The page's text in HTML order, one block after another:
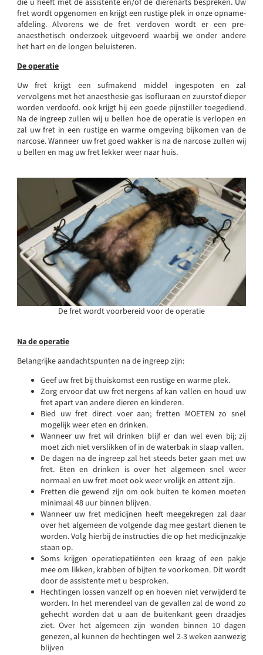
fret wordt opgenomen en krijgt een rustige plek in onze opname-
afdeling. Alvorens we de fret verdoven wordt er een pre-
anaesthetisch onderzoek uitgevoerd waarbij we onder andere
het hart en de longen beluisteren.
De operatie
Uw fret krijgt een sufmakend middel ingespoten en zal
vervolgens met het anaesthesie-gas isofluraan en zuurstof dieper
worden verdoofd. ook krijgt hij een goede pijnstiller toegediend.
Na de ingreep zullen wij u bellen hoe de operatie is verlopen en
zal uw fret in een rustige en warme omgeving bijkomen van de
narcose. Wanneer uw fret goed wakker is na de narcose zullen wij
u bellen en mag uw fret lekker weer naar huis.
De fret wordt voorbereid voor de operatie
Na de operatie
Belangrijke aandachtspunten na de ingreep zijn:
Geef uw fret bij thuiskomst een rustige en warme plek.
Zorg ervoor dat uw fret nergens af kan vallen en houd uw
fret apart van andere dieren en kinderen.
Bied uw fret direct voer aan; fretten MOETEN zo snel
mogelijk weer eten en drinken.
Wanneer uw fret wil drinken blijf er dan wel even bij; zij
moet zich niet verslikken of in de waterbak in slaap vallen.
De dagen na de ingreep zal het steeds beter gaan met uw
fret. Eten en drinken is over het algemeen snel weer
normaal en uw fret moet ook weer vrolijk en attent zijn.
Fretten die gewend zijn om ook buiten te komen moeten
minimaal 48 uur binnen blijven.
Wanneer uw fret medicijnen heeft meegekregen zal daar
over het algemeen de volgende dag mee gestart dienen te
worden. Volg hierbij de instructies die op het medicijnzakje
staan op.
Soms krijgen operatiepatiënten een kraag of een pakje
mee om likken, krabben of bijten te voorkomen. Dit wordt
door de assistente met u besproken.
Hechtingen lossen vanzelf op en hoeven niet verwijderd te
worden. In het merendeel van de gevallen zal de wond zo
gehecht worden dat u aan de buitenkant geen draadjes
ziet. Over het algemeen zijn wonden binnen 10 dagen
genezen, al kunnen de hechtingen wel 2-3 weken aanwezig
blijven